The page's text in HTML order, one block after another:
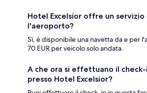
Hotel Excelsior offre un
l'aeroporto?
Sì, è disponibile una navetta da e per
70 EUR per veicolo solo andata.
A che ora si effettuano il
presso Hotel Excelsior?